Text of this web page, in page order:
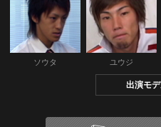
ソウタ ユウジ
出演モ